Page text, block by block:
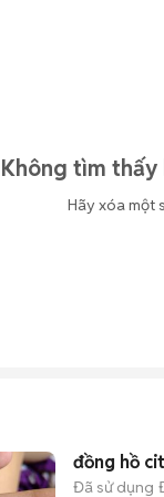
Không tìm thấy
Hãy xóa một
đồng hồ
Đã sử dụng